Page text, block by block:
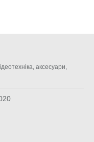
аксесуари,